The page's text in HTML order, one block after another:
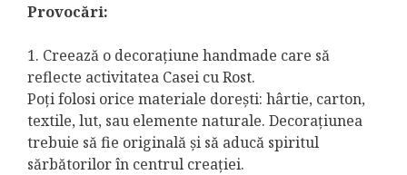
Provocări:
1. Creează o decorațiune handmade care să
reflecte activitatea Casei cu Rost.
Poți folosi orice materiale dorești: hârtie, carton,
textile, lut, sau elemente naturale. Decorațiunea
trebuie să fie originală și să aducă spiritul
sărbătorilor în centrul creației.